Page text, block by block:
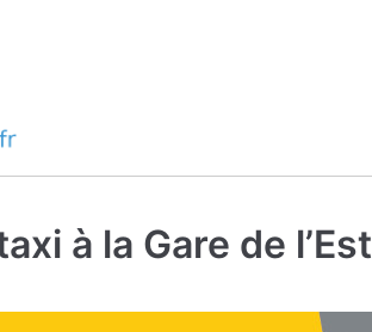
à la Gare de l’Est